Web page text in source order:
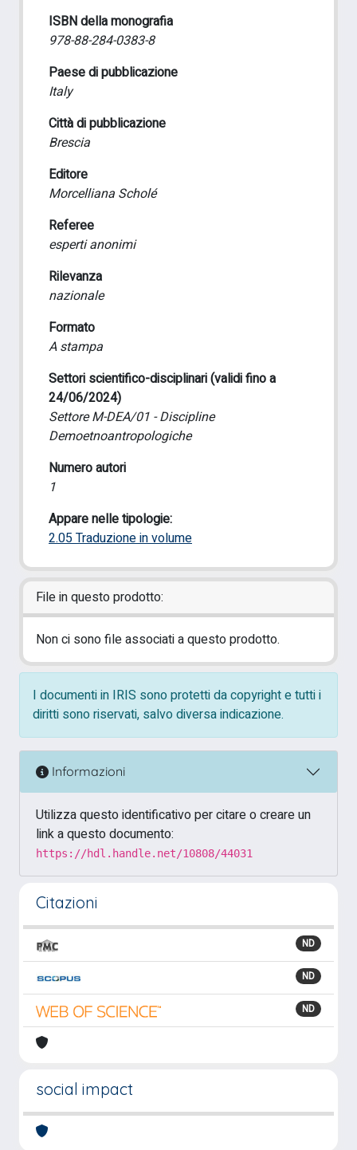
ISBN della monografia
978-88-284-0383-8
Paese di pubblicazione
Italy
Città di pubblicazione
Brescia
Editore
Morcelliana Scholé
Referee
esperti anonimi
Rilevanza
nazionale
Formato
A stampa
Settori scientifico-disciplinari (validi fino a
24/06/2024)
Settore M-DEA/01 - Discipline
Demoetnoantropologiche
Numero autori
1
Appare nelle tipologie:
2.05 Traduzione in volume
File in questo prodotto:
Non ci sono file associati a questo prodotto.
I documenti in IRIS sono protetti da copyright e tutti i
diritti sono riservati, salvo diversa indicazione.
Informazioni
Utilizza questo identificativo per citare o creare un
link a questo documento:
https://hdl.handle.net/10808/44031
Citazioni
ND
ND
ND
social impact